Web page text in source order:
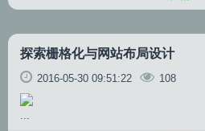
探索栅格化与网站布局设计
2016-05-30 09:51:22 108
...